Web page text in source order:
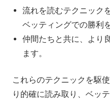
流れを読むテクニック
ベッティングでの勝利
仲間たちと共に、より
ます。
これらのテクニックを駆
り的確に読み取り、ベッ